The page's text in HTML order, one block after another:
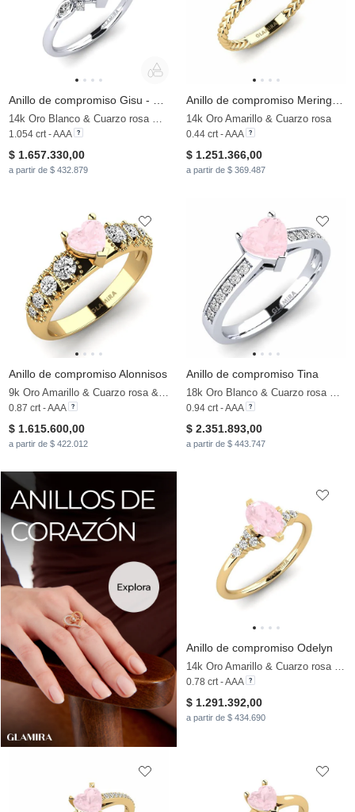
1.054 crt - AAA
$ 1.657.330,00
a partir de $ 432.879
14k Oro Amarillo & Cuarzo rosa
0.44 crt - AAA
$ 1.251.366,00
a partir de $ 369.487
Anillo de compromiso Alonnisos
0.87 crt - AAA
$ 1.615.600,00
a partir de $ 422.012
Anillo de compromiso Tina
0.94 crt - AAA
$ 2.351.893,00
a partir de $ 443.747
Anillo de compromiso Odelyn
0.78 crt - AAA
$ 1.291.392,00
a partir de $ 434.690